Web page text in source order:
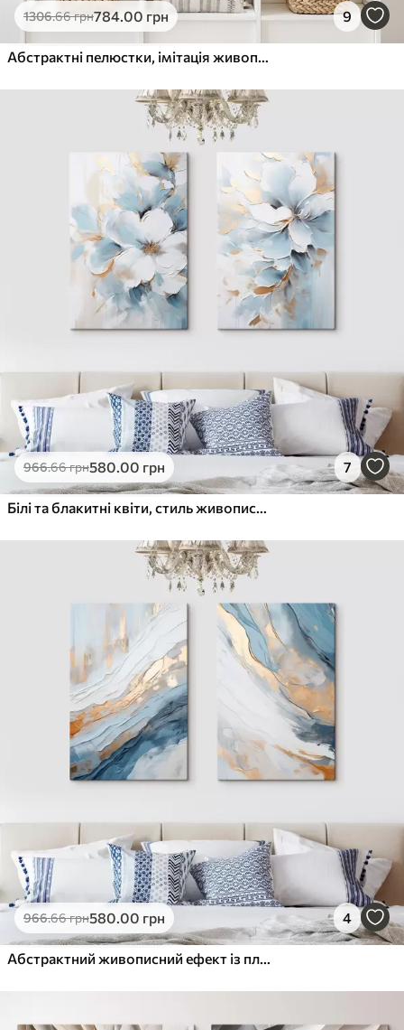
1306.66грн784.00 грн 9
Абстрактні пелюстки, імітація живопису, плоска ілюстрація
966.66грн580.00 грн 7
Білі та блакитні квіти, стиль живопису з фактурними мазками
966.66грн580.00 грн 4
Абстрактний живописний ефект із плавними синіми лініями, фактурне мистецтво